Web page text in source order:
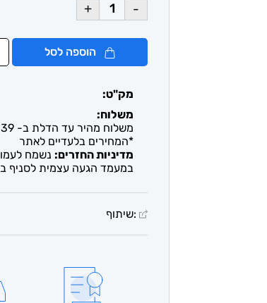
-
+
הוספה לסל
מק"ט:
משלוח:
משלוח מהיר עד הדלת ב- 39 ש"ח. עד 2-5 ימי עסקים / איסוף חינם מבית העסק
*המחירים בלעדיים לאתר
מדיניות החזרים: נשמח
במעמד הגעה עצמית לסניף
:שיתוף